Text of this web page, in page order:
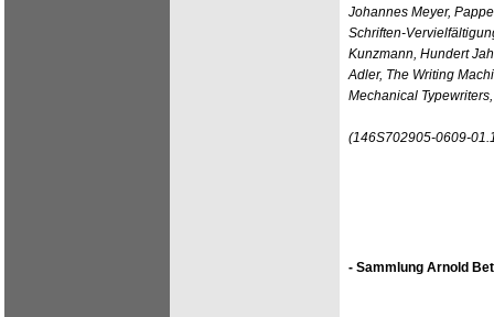
Johannes Meyer,
Schriften-
Kunzmann, Hundert
Adler, The Writing
Mechanical
(146S702905-0609-
- Sammlung Arnold